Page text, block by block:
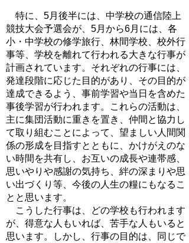
特に、5月後半には、中学校の通信陸上
競技大会予選会が、5月から6月には、各
小・中学校の修学旅行、林間学校、校外行
事等、学校を離れて行われる大きな行事が
計画されています。それぞれの行事には、
発達段階に応じた目的があり、その目的が
達成できるよう、事前学習や当日を含めた
事後学習が行われます。これらの活動は、
主に集団活動に重きを置き、仲間と協力し
て取り組むことによって、望ましい人間関
係の形成を目指すとともに、かけがえのな
い時間を共有し、お互いの成長や連帯感、
思いやりや感謝の気持ち、絆の深まりや思
い出づくり等、今後の人生の糧にもなるこ
とと思います。
こうした行事は、どの学校も行われます
が、得意な人もいれば、苦手な人もいると
思います。しかし、行事の目的は、同じで